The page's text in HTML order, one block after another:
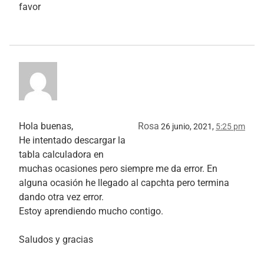
favor
Rosa 26 junio, 2021, 5:25 pm
Hola buenas,
He intentado descargar la
tabla calculadora en
muchas ocasiones pero siempre me da error. En
alguna ocasión he llegado al capchta pero termina
dando otra vez error.
Estoy aprendiendo mucho contigo.
Saludos y gracias